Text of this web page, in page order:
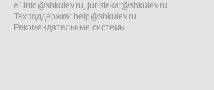
e1info@shkulev.ru, juristekat@shkulev.ru
Техподдержка: help@shkulev.ru
Рекомендательные системы